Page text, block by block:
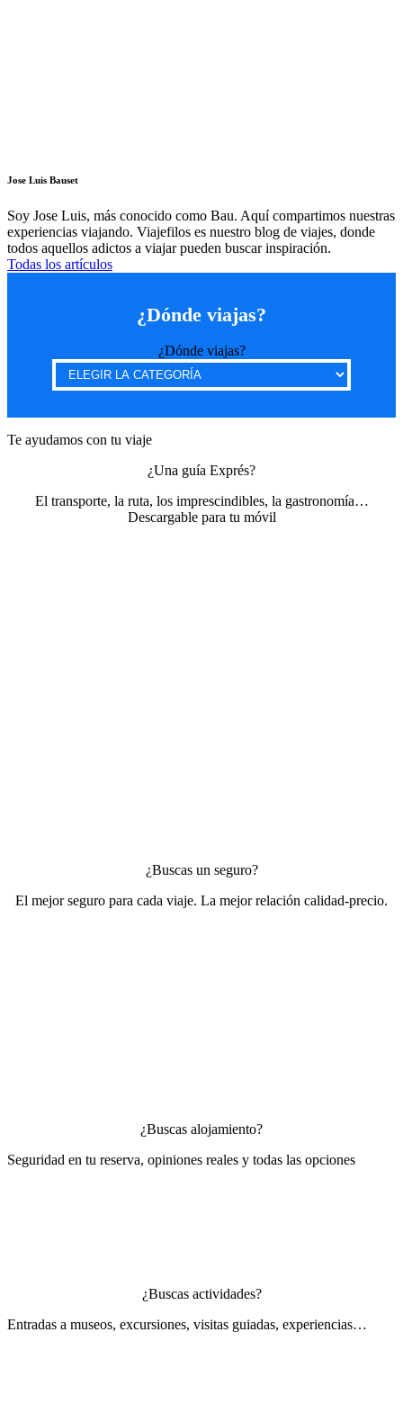
Jose Luis Bauset
Soy Jose Luis, más conocido como Bau. Aquí compartimos nuestras
experiencias viajando. Viajefilos es nuestro blog de viajes, donde
todos aquellos adictos a viajar pueden buscar inspiración.
Todas los artículos
¿Dónde viajas?
¿Dónde viajas?
Te ayudamos con tu viaje
¿Una guía Exprés?
El transporte, la ruta, los imprescindibles, la gastronomía…
Descargable para tu móvil
¿Buscas un seguro?
El mejor seguro para cada viaje. La mejor relación calidad-precio.
¿Buscas alojamiento?
Seguridad en tu reserva, opiniones reales y todas las opciones
¿Buscas actividades?
Entradas a museos, excursiones, visitas guiadas, experiencias…